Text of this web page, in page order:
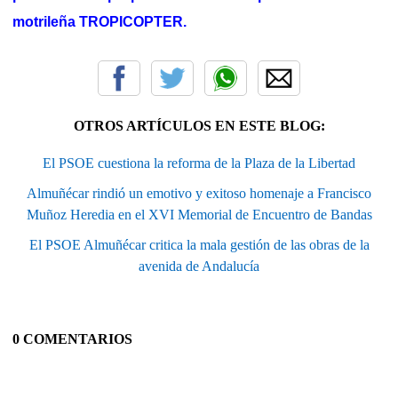
motrileña TROPICOPTER.
OTROS ARTÍCULOS EN ESTE BLOG:
El PSOE cuestiona la reforma de la Plaza de la Libertad
Almuñécar rindió un emotivo y exitoso homenaje a Francisco
Muñoz Heredia en el XVI Memorial de Encuentro de Bandas
El PSOE Almuñécar critica la mala gestión de las obras de la
avenida de Andalucía
0 COMENTARIOS